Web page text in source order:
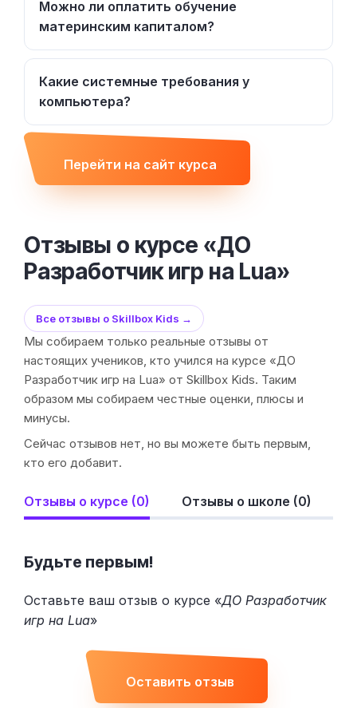
Можно ли оплатить обучение
материнским капиталом?
Какие системные требования у
компьютера?
Перейти на сайт курса
Отзывы о курсе «ДО
Разработчик игр на Lua»
Все отзывы о Skillbox Kids →
Мы собираем только реальные отзывы от
настоящих учеников, кто учился на курсе «ДО
Разработчик игр на Lua» от Skillbox Kids. Таким
образом мы собираем честные оценки, плюсы и
минусы.
Сейчас отзывов нет, но вы можете быть первым,
кто его добавит.
Отзывы о курсе (0) Отзывы о школе (0)
Будьте первым!
Оставьте ваш отзыв о курсе «ДО Разработчик
игр на Lua»
Оставить отзыв